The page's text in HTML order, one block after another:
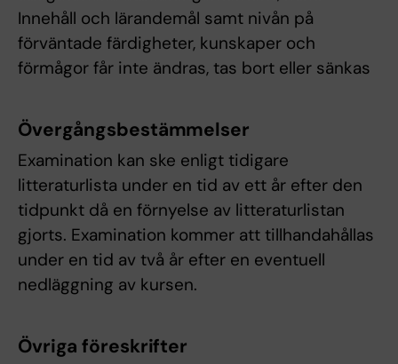
Innehåll och lärandemål samt nivån på
förväntade färdigheter, kunskaper och
förmågor får inte ändras, tas bort eller sänkas
Övergångsbestämmelser
Examination kan ske enligt tidigare
litteraturlista under en tid av ett år efter den
tidpunkt då en förnyelse av litteraturlistan
gjorts. Examination kommer att tillhandahållas
under en tid av två år efter en eventuell
nedläggning av kursen.
Övriga föreskrifter